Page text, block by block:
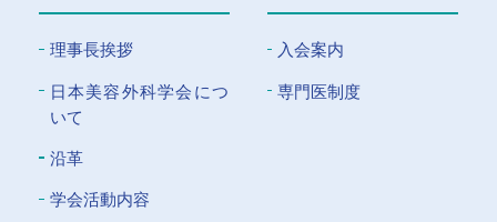
理事長挨拶
⽇本美容外科学会につ
いて
沿革
学会活動内容
入会案内
専門医制度